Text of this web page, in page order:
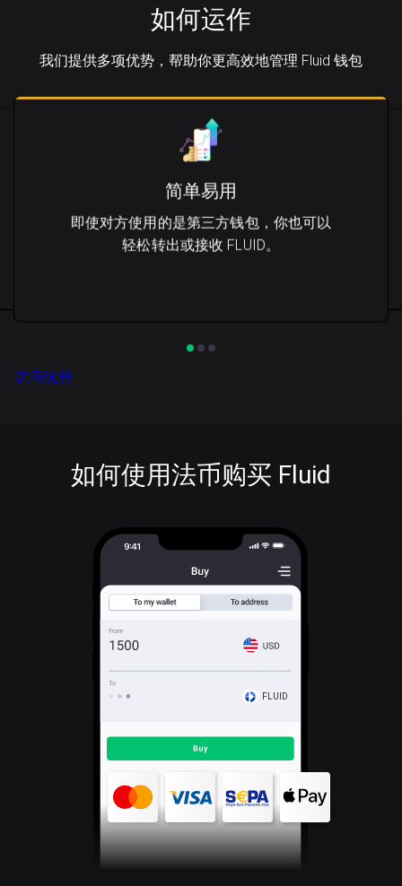
如何运作
我们提供多项优势，帮助你更高效地管理 Fluid 钱包
简单易用
即使对方使用的是第三方钱包，你也可以
轻松转出或接收 FLUID。
访问优势
如何使用法币购买 Fluid
FLUID